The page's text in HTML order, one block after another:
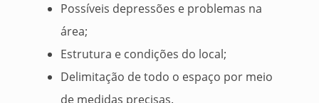
Possíveis depressões e problemas na
área;
Estrutura e condições do local;
Delimitação de todo o espaço por meio
de medidas precisas.